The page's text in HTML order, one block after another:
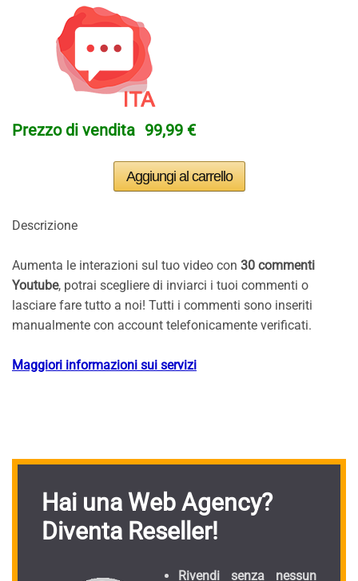
Prezzo di vendita 99,99 €
Descrizione
Aumenta le interazioni sul tuo video con 30 commenti
Youtube, potrai scegliere di inviarci i tuoi commenti o
lasciare fare tutto a noi! Tutti i commenti sono inseriti
manualmente con account telefonicamente verificati.
Maggiori informazioni sui servizi
Hai una Web Agency?
Diventa Reseller!
Rivendi senza nessun